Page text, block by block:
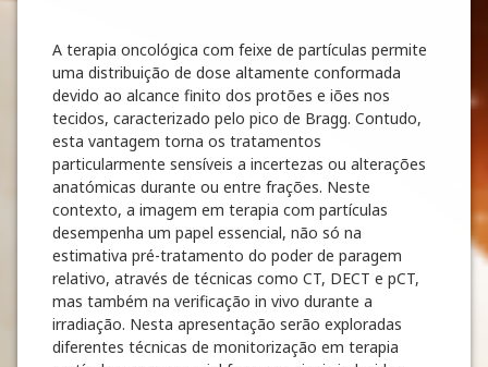
A terapia oncológica com feixe de partículas permite
uma distribuição de dose altamente conformada
devido ao alcance finito dos protões e iões nos
tecidos, caracterizado pelo pico de Bragg. Contudo,
esta vantagem torna os tratamentos
particularmente sensíveis a incertezas ou alterações
anatómicas durante ou entre frações. Neste
contexto, a imagem em terapia com partículas
desempenha um papel essencial, não só na
estimativa pré-tratamento do poder de paragem
relativo, através de técnicas como CT, DECT e pCT,
mas também na verificação in vivo durante a
irradiação. Nesta apresentação serão exploradas
diferentes técnicas de monitorização em terapia